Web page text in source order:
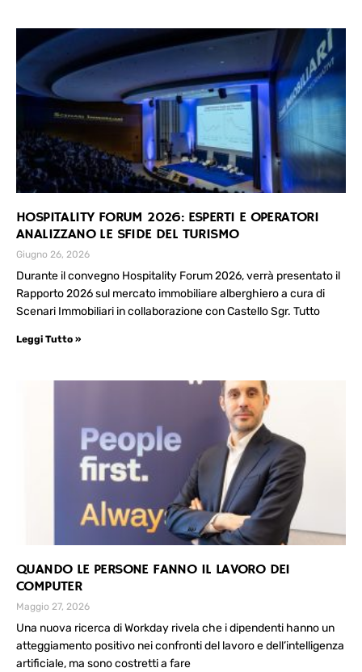
HOSPITALITY FORUM 2026: ESPERTI E OPERATORI
ANALIZZANO LE SFIDE DEL TURISMO
Giugno 26, 2026
Durante il convegno Hospitality Forum 2026, verrà presentato il
Rapporto 2026 sul mercato immobiliare alberghiero a cura di
Scenari Immobiliari in collaborazione con Castello Sgr. Tutto
Leggi Tutto »
QUANDO LE PERSONE FANNO IL LAVORO DEI
COMPUTER
Maggio 27, 2026
Una nuova ricerca di Workday rivela che i dipendenti hanno un
atteggiamento positivo nei confronti del lavoro e dell’intelligenza
artificiale, ma sono costretti a fare